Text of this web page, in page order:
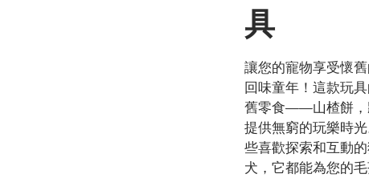
具
讓您的寵物享受懷
回味童年！這款玩
舊零食——山楂餅，
提供無窮的玩樂時
些喜歡探索和互動
犬，它都能為您的